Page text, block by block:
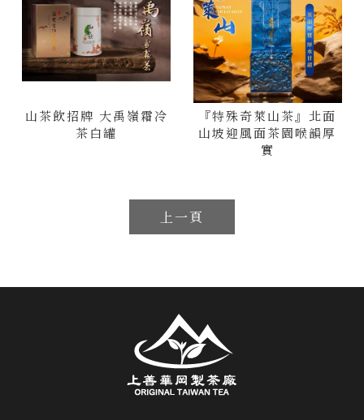
山茶飲招牌 大禹嶺霜冷
茶白罐
『特殊奇萊山茶』北面
山坡迎風面茶園喉韻厚
實
上一頁